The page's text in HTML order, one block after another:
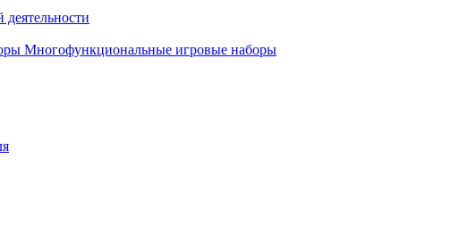
деятельности
Многофункциональные игровые наборы